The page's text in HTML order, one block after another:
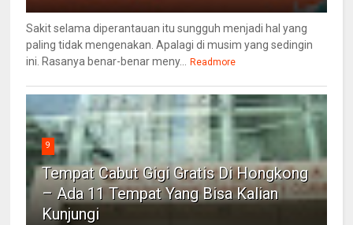
Sakit selama diperantauan itu sungguh menjadi hal yang
paling tidak mengenakan. Apalagi di musim yang sedingin
ini. Rasanya benar-benar meny... Readmore
9
Tempat Cabut Gigi Gratis Di Hongkong
– Ada 11 Tempat Yang Bisa Kalian
Kunjungi